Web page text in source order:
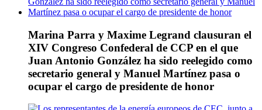
Marina Parra y Maxime Legrand clausuran el
XIV Congreso Confederal de CCP en el que
Juan Antonio González ha sido reelegido como
secretario general y Manuel Martínez pasa o
ocupar el cargo de presidente de honor